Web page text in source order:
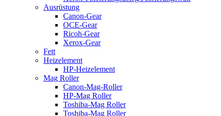
Ausrüstung
Canon-Gear
OCE-Gear
Ricoh-Gear
Xerox-Gear
Fett
Heizelement
HP-Heizelement
Mag Roller
Canon-Mag-Roller
HP-Mag Roller
Toshiba-Mag Roller
Toshiba-Mag Roller